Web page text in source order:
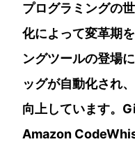
プログラミングの
化によって変革期
ングツールの登場
ッグが自動化され
向上しています。
Amazon